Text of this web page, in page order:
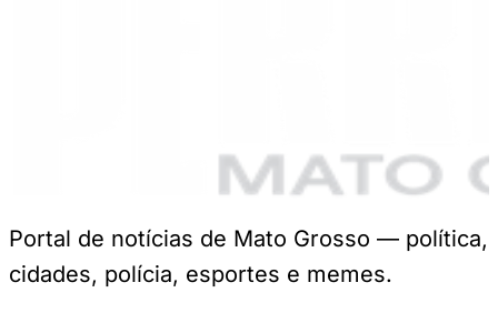
Portal de notícias de Mato Grosso — política,
cidades, polícia, esportes e memes.